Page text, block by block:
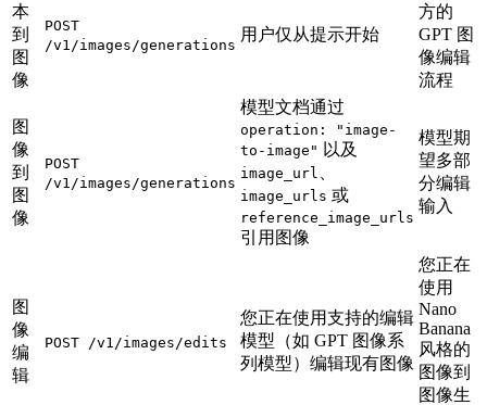
本
到
图
像
POST
/v1/images/generations
用户仅从提示开始
方的
GPT 图
像编辑
流程
图
像
到
图
像
POST
/v1/images/generations
模型文档通过
operation: "image-
to-image" 以及
image_url
image_urls 或
reference_image_urls
引用图像
模型期
望多部
分编辑
输入
图
像
编
辑
POST /v1/images/edits
您正在使用支持的编辑
模型（如 GPT 图像系
列模型）编辑现有图像
您正在
使用
Nano
Banana
风格的
图像到
图像生